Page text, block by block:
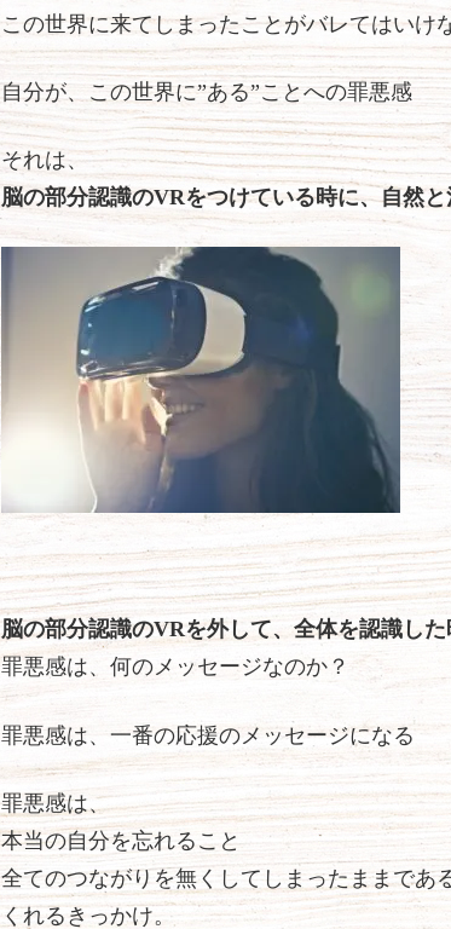
この世界に来てしまったことがバレてはいけ
自分が、この世界に”ある”ことへの罪悪感
それは、
脳の部分認識のVRをつけている時に、自然
脳の部分認識のVRを外して、全体を認識した
罪悪感は、何のメッセージなのか？
罪悪感は、一番の応援のメッセージになる
罪悪感は、
本当の自分を忘れること
全てのつながりを無くしてしまったままであ
くれるきっかけ。